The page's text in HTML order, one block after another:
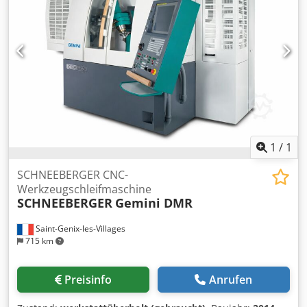
1 / 1
Saint-Genix-les-Villages
715 km
SCHNEEBERGER CNC-
Werkzeugschleifmaschine
SCHNEEBERGER Gemini DMR
Preisinfo Anrufen